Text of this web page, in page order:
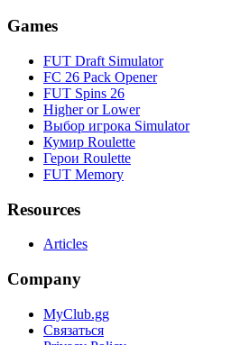
Games
FUT Draft Simulator
FC 26 Pack Opener
FUT Spins 26
Higher or Lower
Выбор игрока Simulator
Кумир Roulette
Герои Roulette
FUT Memory
Resources
Articles
Company
MyClub.gg
Связаться